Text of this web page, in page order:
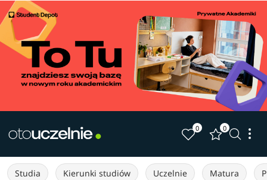
0 0
Studia Kierunki studiów Uczelnie Matura